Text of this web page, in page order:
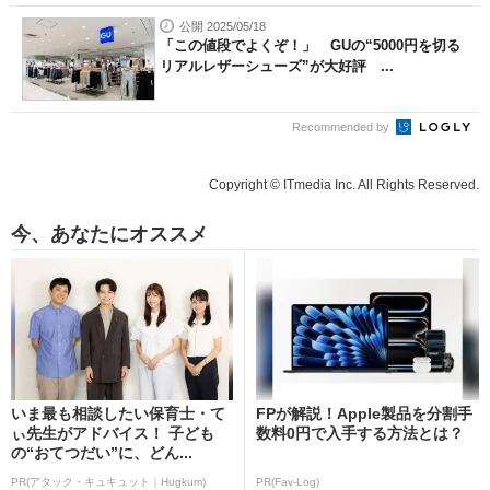
公開 2025/05/18
「この値段でよくぞ！」 GUの“5000円を切る
リアルレザーシューズ”が大好評 ...
Recommended by
Copyright © ITmedia Inc. All Rights Reserved.
今、あなたにオススメ
いま最も相談したい保育士・て
ぃ先生がアドバイス！ 子ども
の“おてつだい”に、どん...
PR(アタック・キュキュット｜Hugkum)
FPが解説！Apple製品を分割手
数料0円で入手する方法とは？
PR(Fav-Log)